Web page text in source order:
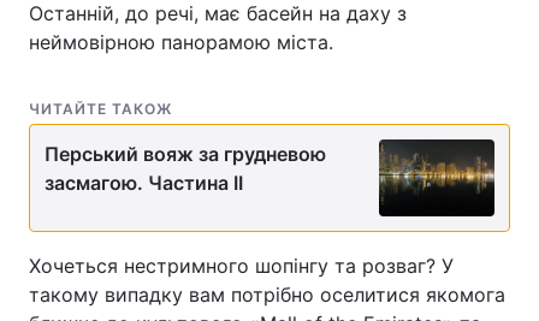
Останній, до речі, має басейн на даху з
неймовірною панорамою міста.
ЧИТАЙТЕ ТАКОЖ
Перський вояж за грудневою
засмагою. Частина II
Хочеться нестримного шопінгу та розваг? У
такому випадку вам потрібно оселитися якомога